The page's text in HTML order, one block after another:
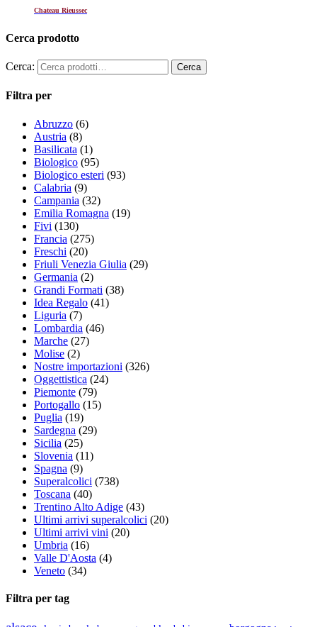
Chateau Rieussec
Cerca prodotto
Cerca:
Filtra per
Abruzzo (6)
Austria (8)
Basilicata (1)
Biologico (95)
Biologico esteri (93)
Calabria (9)
Campania (32)
Emilia Romagna (19)
Fivi (130)
Francia (275)
Freschi (20)
Friuli Venezia Giulia (29)
Germania (2)
Grandi Formati (38)
Idea Regalo (41)
Liguria (7)
Lombardia (46)
Marche (27)
Molise (2)
Nostre importazioni (326)
Oggettistica (24)
Piemonte (79)
Portogallo (15)
Puglia (19)
Sardegna (29)
Sicilia (25)
Slovenia (11)
Spagna (9)
Superalcolici (738)
Toscana (40)
Trentino Alto Adige (43)
Ultimi arrivi superalcolici (20)
Ultimi arrivi vini (20)
Umbria (16)
Valle D'Aosta (4)
Veneto (34)
Filtra per tag